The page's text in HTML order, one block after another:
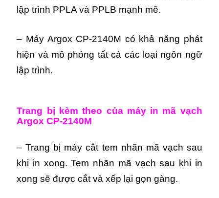
lập trình PPLA và PPLB mạnh mẽ.
– Máy Argox CP-2140M có khả năng phát
hiện và mô phỏng tất cả các loại ngôn ngữ
lập trình.
Trang bị kèm theo của máy in mã vạch
Argox CP-2140M
– Trang bị máy cắt tem nhãn mã vạch sau
khi in xong. Tem nhãn mã vạch sau khi in
xong sẽ được cắt và xếp lại gọn gàng.